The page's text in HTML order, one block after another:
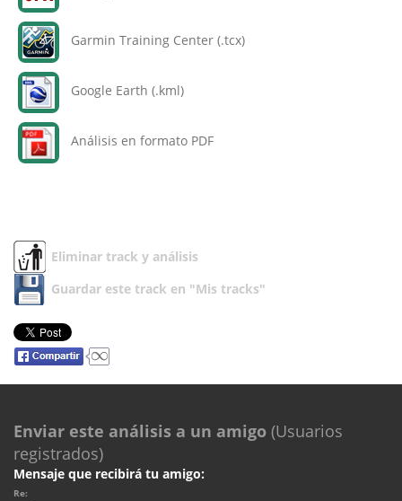
Garmin Training Center (.tcx)
Google Earth (.kml)
Análisis en formato PDF
Eliminar track y análisis
Guardar este track en "Mis tracks"
Enviar este análisis a un amigo (Usuarios
registrados)
Mensaje que recibirá tu amigo:
Re: